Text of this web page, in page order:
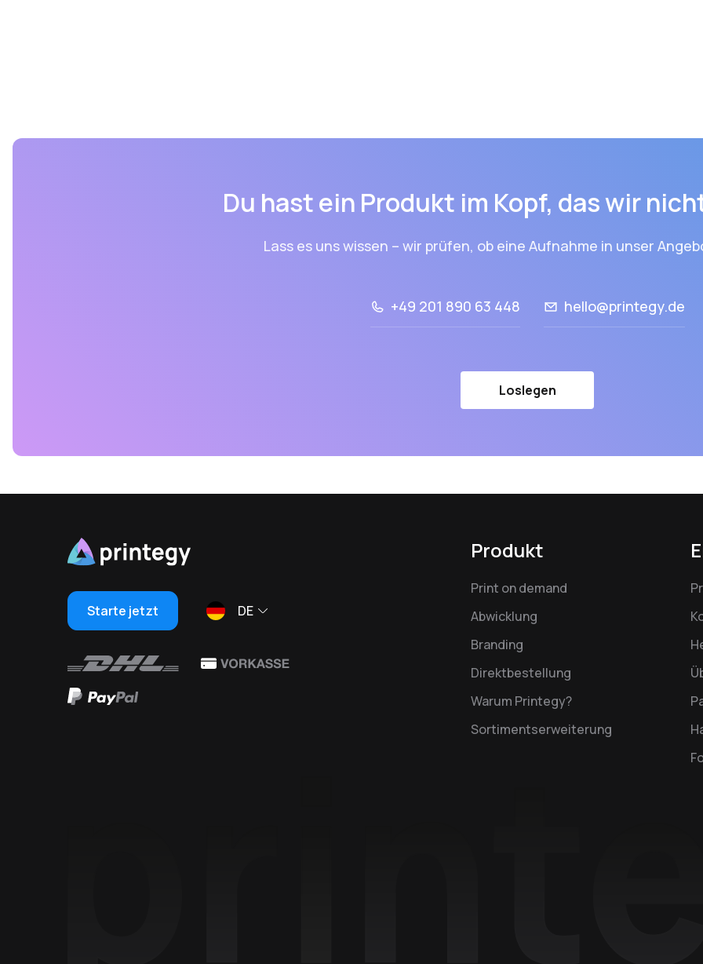
Du hast ein Produkt im Kopf, das wir
Lass es uns wissen – wir prüfen, ob eine Aufnahme in unser
+49 201 890 63 448 hello@printegy.de
Loslegen
Starte jetzt DE
Produkt
Print on demand
Abwicklung
Branding
Direktbestellung
Warum Printegy?
Sortimentserweiterung